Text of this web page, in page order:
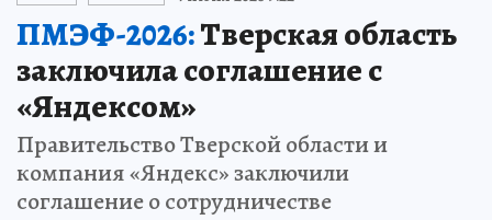
ПМЭФ-2026:Тверская область
заключила соглашение с
«Яндексом»
Правительство Тверской области и
компания «Яндекс» заключили
соглашение о сотрудничестве